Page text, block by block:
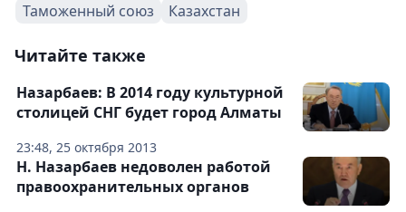
Таможенный союз Казахстан
Читайте также
23:48, 25 октября 2013
Назарбаев: В 2014 году культурной
столицей СНГ будет город Алматы
Н. Назарбаев недоволен работой
правоохранительных органов